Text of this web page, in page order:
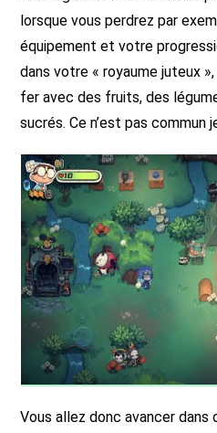
lorsque vous perdrez par
équipement et votre
dans votre « royaume juteux
fer avec des fruits, des
sucrés. Ce n’est pas commun
Vous allez donc avancer